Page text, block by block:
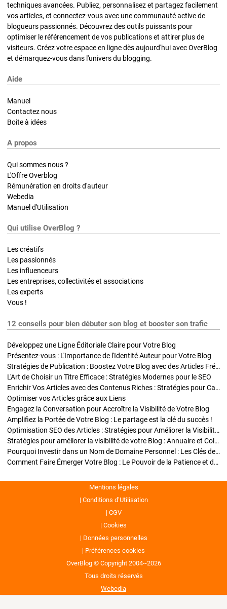
techniques avancées. Publiez, personnalisez et partagez facilement
vos articles, et connectez-vous avec une communauté active de
blogueurs passionnés. Découvrez des outils puissants pour
optimiser le référencement de vos publications et attirer plus de
visiteurs. Créez votre espace en ligne dès aujourd'hui avec OverBlog
et démarquez-vous dans l'univers du blogging.
Aide
Manuel
Contactez nous
Boite à idées
A propos
Qui sommes nous ?
L'Offre Overblog
Rémunération en droits d'auteur
Webedia
Manuel d'Utilisation
Qui utilise OverBlog ?
Les créatifs
Les passionnés
Les influenceurs
Les entreprises, collectivités et associations
Les experts
Vous !
12 conseils pour bien débuter son blog et booster son trafic
Développez une Ligne Éditoriale Claire pour Votre Blog
Présentez-vous : L'Importance de l'Identité Auteur pour Votre Blog
Stratégies de Publication : Boostez Votre Blog avec des Articles Fréquents et Exclusifs
L'Art de Choisir un Titre Efficace : Stratégies Modernes pour le SEO
Enrichir Vos Articles avec des Contenus Riches : Stratégies pour Captiver et Optimiser
Optimiser vos Articles grâce aux Liens
Engagez la Conversation pour Accroître la Visibilité de Votre Blog
Amplifiez la Portée de Votre Blog : Le partage est la clé du succès !
Optimisation SEO des Articles : Stratégies pour Améliorer la Visibilité de Votre Blog
Stratégies pour améliorer la visibilité de votre Blog : Annuaire et Collaborations
Pourquoi Investir dans un Nom de Domaine Personnel : Les Clés de la Réussite de Votre Blog
Comment Faire Émerger Votre Blog : Le Pouvoir de la Patience et de la Persévérance
Mentions légales
Conditions d’Utilisation
CGV
Cookies
Données personnelles
Préférences cookies
OverBlog © Copyright 2004--2026
Tous droits réservés
Webedia